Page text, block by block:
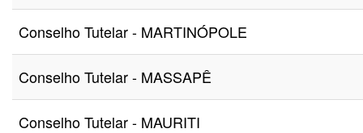
Conselho Tutelar - MARTINÓPOLE
Conselho Tutelar - MASSAPÊ
Conselho Tutelar - MAURITI